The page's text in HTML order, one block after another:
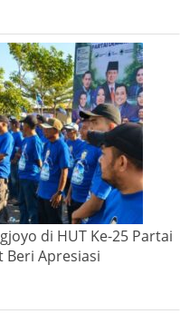
di HUT Ke-25 Partai
Beri Apresiasi